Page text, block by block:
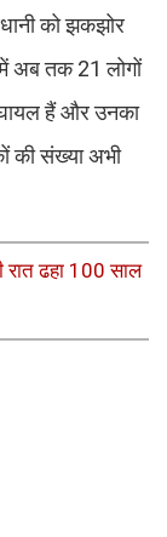
को झकझोर
अब तक 21 लोगों
हैं और उनका
की संख्या अभी
रात ढहा 100 साल